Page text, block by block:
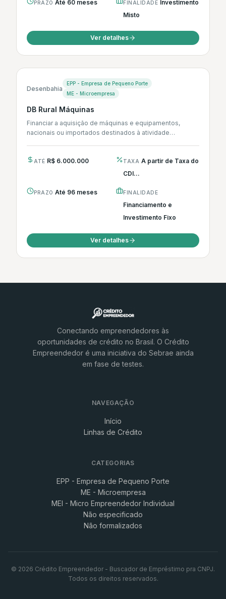
PRAZO Até 60 meses FINALIDADE Investimento
Misto
Ver detalhes
Desenbahia
EPP - Empresa de Pequeno Porte
ME - Microempresa
DB Rural Máquinas
Financiar a aquisição de máquinas e equipamentos,
nacionais ou importados destinados à atividade
ATÉ R$ 6.000.000 TAXA A partir de Taxa do
CDI...
PRAZO Até 96 meses FINALIDADE
Financiamento e
Investimento Fixo
Ver detalhes
Conectando empreendedores às
oportunidades de crédito no Brasil. O Crédito
Empreendedor é uma iniciativa do Sebrae ainda
em fase de testes.
NAVEGAÇÃO
Início
Linhas de Crédito
CATEGORIAS
EPP - Empresa de Pequeno Porte
ME - Microempresa
MEI - Micro Empreendedor Individual
Não especificado
Não formalizados
© 2026 Crédito Empreendedor - Buscador de Empréstimo pra CNPJ.
Todos os direitos reservados.